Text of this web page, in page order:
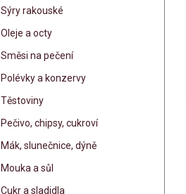
Sýry rakouské
Oleje a octy
Směsi na pečení
Polévky a konzervy
Těstoviny
Pečivo, chipsy, cukroví
Mák, slunečnice, dýně
Mouka a sůl
Cukr a sladidla